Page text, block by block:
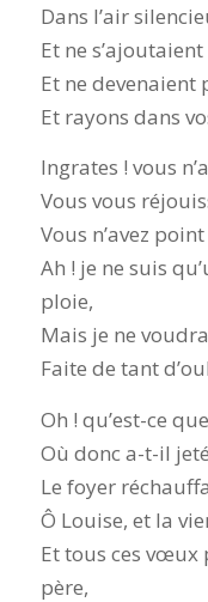
Dans l’air
Et ne
Et ne devenaient
Et rayons dans
Ingrates ! vous
Vous vous
Vous n’avez
Ah ! je ne suis
ploie,
Mais je ne
Faite de tant
Oh ! qu’est-ce
Où donc a-t-il
Le foyer
Ô Louise, et la
Et tous ces vœux
père,